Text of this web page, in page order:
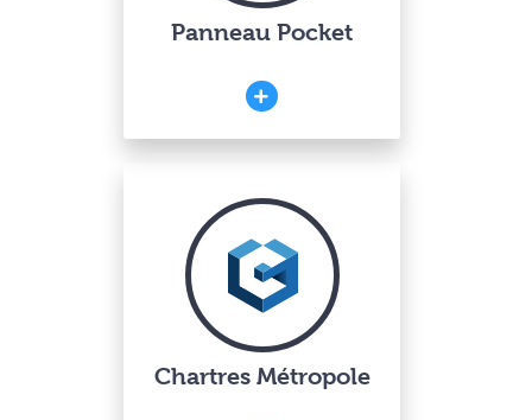
Panneau Pocket
Chartres Métropole